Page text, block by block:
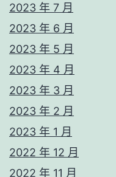
2023 年 7 月
2023 年 6 月
2023 年 5 月
2023 年 4 月
2023 年 3 月
2023 年 2 月
2023 年 1 月
2022 年 12 月
2022 年 11 月